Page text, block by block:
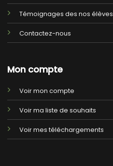
Témoignages des nos élèves
Contactez-nous
Mon compte
Voir mon compte
Voir ma liste de souhaits
Voir mes téléchargements